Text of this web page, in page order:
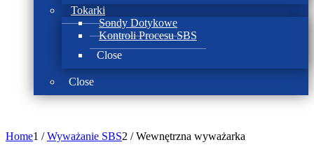
Tokarki
Sondy Dotykowe
Kontroli Procesu SBS
Close
Close
Home1 / Wyważanie SBS2 / Wewnętrzna wyważarka